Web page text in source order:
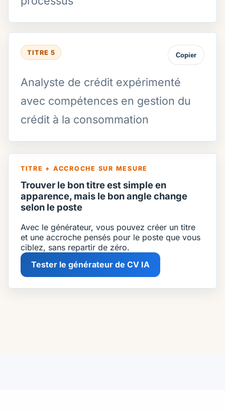
TITRE 5 Copier
Analyste de crédit expérimenté
avec compétences en gestion du
crédit à la consommation
TITRE + ACCROCHE SUR MESURE
Trouver le bon titre est simple en
apparence, mais le bon angle change
selon le poste
Avec le générateur, vous pouvez créer un titre
et une accroche pensés pour le poste que vous
ciblez, sans repartir de zéro.
Tester le générateur de CV IA